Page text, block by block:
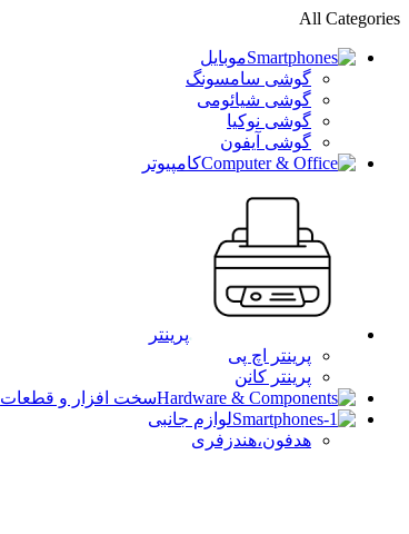
All Categories
موبایل
گوشی سامسونگ
گوشی شیائومی
گوشی نوکیا
گوشی آیفون
کامپیوتر
پرینتر
پرینتر اچ پی
پرینتر کانن
سخت افزار و قطعات
لوازم جانبی
هدفون،هندزفری